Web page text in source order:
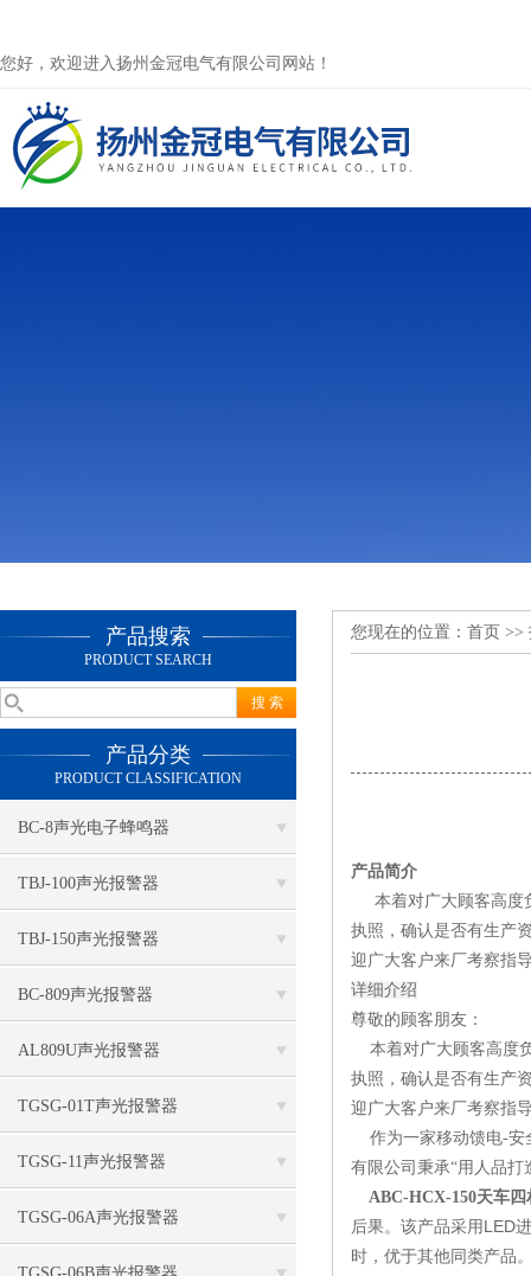
您好，欢迎进入扬州金冠电气有限公司网站！
产品搜索
PRODUCT SEARCH
产品分类
PRODUCT CLASSIFICATION
BC-8声光电子蜂鸣器
TBJ-100声光报警器
TBJ-150声光报警器
BC-809声光报警器
AL809U声光报警器
TGSG-01T声光报警器
TGSG-11声光报警器
TGSG-06A声光报警器
您现在的位置： 首页 >>
产品简介
本着对广大顾客高度
执照，确认是否有生产
迎广大客户来厂考察指
详细介绍
尊敬的顾客朋友：
本着对广大顾客高度
执照，确认是否有生产
迎广大客户来厂考察指
作为一家移动馈电-安
有限公司秉承“用人品
ABC-HCX-150天车四
后果。该产品采用LED
时，优于其他同类产品